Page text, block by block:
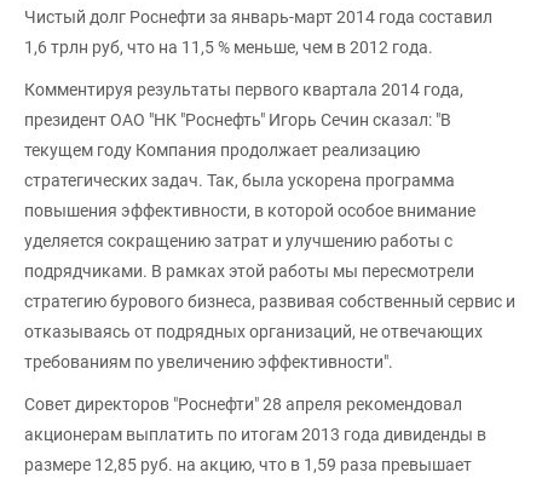
Чистый долг Роснефти за январь-март 2014 года составил
1,6 трлн руб, что на 11,5 % меньше, чем в 2012 года.
Комментируя результаты первого квартала 2014 года,
президент ОАО "НК "Роснефть" Игорь Сечин сказал: "В
текущем году Компания продолжает реализацию
стратегических задач. Так, была ускорена программа
повышения эффективности, в которой особое внимание
уделяется сокращению затрат и улучшению работы с
подрядчиками. В рамках этой работы мы пересмотрели
стратегию бурового бизнеса, развивая собственный сервис и
отказываясь от подрядных организаций, не отвечающих
требованиям по увеличению эффективности".
Совет директоров "Роснефти" 28 апреля рекомендовал
акционерам выплатить по итогам 2013 года дивиденды в
размере 12,85 руб. на акцию, что в 1,59 раза превышает